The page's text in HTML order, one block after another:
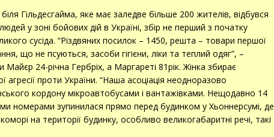
Гільдесгайма, яке має заледве більше 200 жителів, відбувся
у зоні бойових дій в Україні, збір не перший з початку
сусіда. “Різдвяних посилок – 1450, решта – товари першої
що не псуються, засоби гігієни, ліки та теплий одяг”, –
Майєр 24-річна Гербріх, а Маргареті 81рік. Жінка збирає
агресії проти України. “Наша асоціація неодноразово
кордону мікроавтобусами і вантажівками. Нещодавно 14
номерами зупинилася прямо перед будинком у Хьоннерсумі, де
на території будинку, особливо великогабаритні речі, такі